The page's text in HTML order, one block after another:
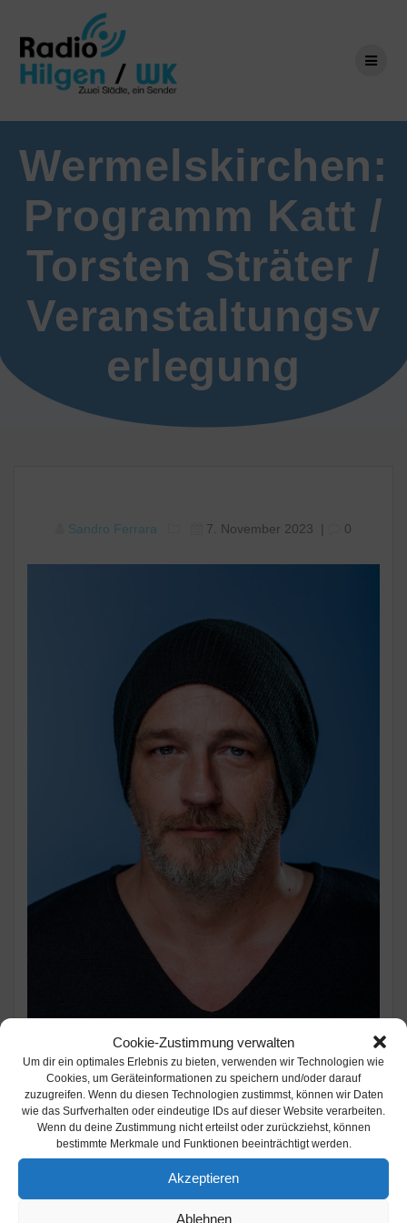
Cookie-Zustimmung verwalten
Um dir ein optimales Erlebnis zu bieten, verwenden wir Technologien wie
Cookies, um Geräteinformationen zu speichern und/oder darauf
zuzugreifen. Wenn du diesen Technologien zustimmst, können wir Daten
wie das Surfverhalten oder eindeutige IDs auf dieser Website verarbeiten.
Wenn du deine Zustimmung nicht erteilst oder zurückziehst, können
bestimmte Merkmale und Funktionen beeinträchtigt werden.
Akzeptieren
Ablehnen
springen
Wermelskirchen:
Programm Katt /
Torsten Sträter /
Veranstaltungsv
erlegung
Sandro Ferrara 7. November 2023 | 0
Ort:42929 Wermelskirchen - Kattwinkelstr. 3 -